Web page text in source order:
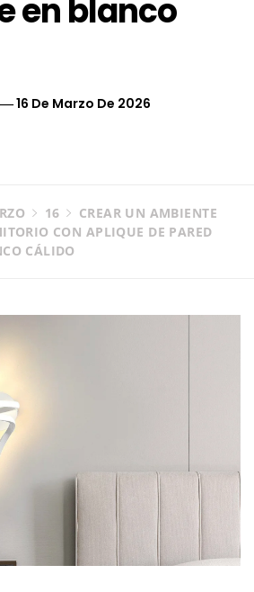
en blanco
16 De Marzo De 2026
16
CREAR UN AMBIENTE
CON APLIQUE DE PARED
CÁLIDO